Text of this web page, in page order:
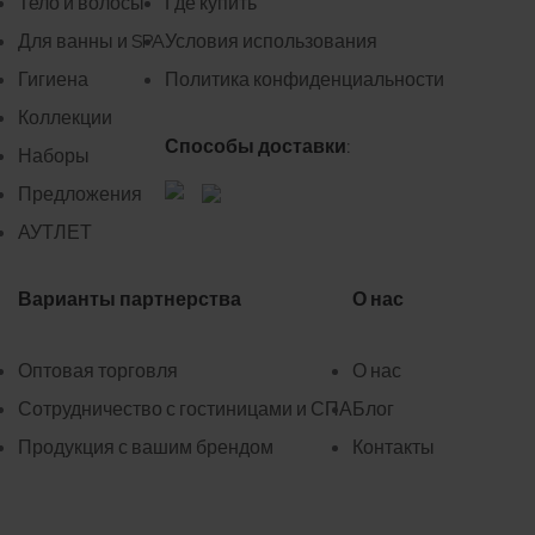
Для ванны и SPA
Гигиена
Коллекции
Наборы
Предложения
АУТЛЕТ
Условия использования
Политика конфиденциальности
Способы доставки:
Варианты партнерства
Оптовая торговля
Сотрудничество с гостиницами и СПА
Продукция с вашим брендом
О нас
О нас
Блог
Контакты